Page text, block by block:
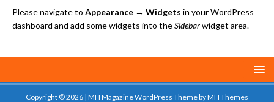
Please navigate to Appearance → Widgets in your WordPress
dashboard and add some widgets into theSidebarwidget area.
Copyright © 2026 | MH Magazine WordPress Theme byMH Themes